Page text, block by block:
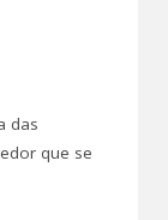
das
que se